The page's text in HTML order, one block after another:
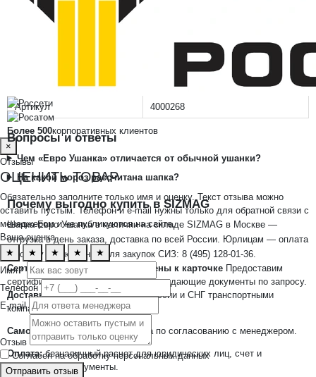
Климатический пояс
унисекс (мужской, женский)
Артикул 4000268
Вопросы и ответы
Чем «Евро Ушанка» отличается от обычной ушанки?
На какой мороз рассчитана шапка?
Почему выгодно купить в SIZMAG
Шапка Евро Ушанка в наличии на складе SIZMAG в Москве —
отгрузка в день заказа, доставка по всей России. Юрлицам — оплата
по счёту и документы для закупок СИЗ: 8 (495) 128-01-36.
Сертификаты пока не прикреплены к карточке Предоставим
сертификаты, декларации и подтверждающие документы по запросу.
Доставка:по Москве, регионам России и СНГ транспортными
компаниями.
Самовывоз: возможен со склада по согласованию с менеджером.
Оплата:безналичный расчет для юридических лиц, счет и
закрывающие документы.
Более 500корпоративных клиентов
×
Отзывы
ОЦЕНИТЬ ТОВАР
Обязательно заполните только имя и оценку. Текст отзыва можно
оставить пустым. Телефон и e-mail нужны только для обратной связи с
менеджером и не публикуются на сайте.
Ваша оценка
★
★ ★ ★
★
Имя *
Телефон
E-mail
Отзыв
Согласен на обработку персональных данных
Отправить отзыв